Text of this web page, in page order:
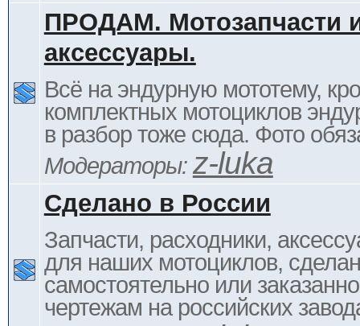
ПРОДАМ. Мотозапчасти
аксессуары.
Всё на эндурную мототему,
комплектных мотоциклов
в разбор тоже сюда. Фото
Модераторы: z-luka
Сделано в России
Запчасти, расходники,
для наших мотоциклов,
самостоятельно или
чертежам на российских